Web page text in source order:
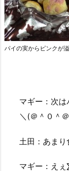
パイの実からピンクが
マギー：次
＼(＠＾０＾
土田：あまり
マギー：え